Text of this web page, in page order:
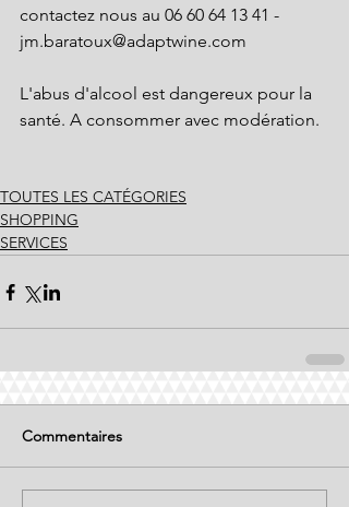
contactez nous au 06 60 64 13 41 -
jm.baratoux@adaptwine.com
L'abus d'alcool est dangereux pour la
santé. A consommer avec modération.
TOUTES LES CATÉGORIES
SHOPPING
SERVICES
Commentaires